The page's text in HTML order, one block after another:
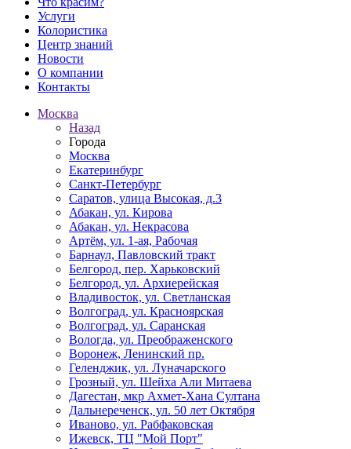
Услуги
Колористика
Центр знаний
Новости
О компании
Контакты
Москва
Назад
Города
Москва
Екатеринбург
Санкт-Петербург
Саратов, улица Высокая, д.3
Абакан, ул. Кирова
Абакан, ул. Некрасова
Артём, ул. 1-ая, Рабочая
Барнаул, Павловский тракт
Белгород, пер. Харьковский
Белгород, ул. Архиерейская
Владивосток, ул. Светланская
Волгоград, ул. Красноярская
Волгоград, ул. Саранская
Вологда, ул. Преображенского
Воронеж, Ленинский пр.
Геленджик, ул. Луначарского
Грозный, ул. Шейха Али Митаева
Дагестан, мкр Ахмет-Хана Султана
Дальнереченск, ул. 50 лет Октября
Иваново, ул. Рабфаковская
Ижевск, ТЦ "Мой Порт"